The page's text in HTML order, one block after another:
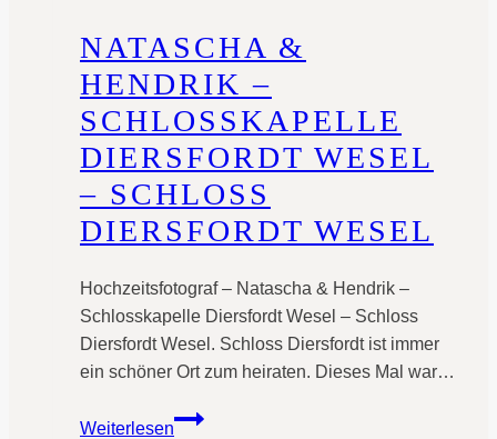
NATASCHA &
HENDRIK –
SCHLOSSKAPELLE
DIERSFORDT WESEL
– SCHLOSS
DIERSFORDT WESEL
Hochzeitsfotograf – Natascha & Hendrik –
Schlosskapelle Diersfordt Wesel – Schloss
Diersfordt Wesel. Schloss Diersfordt ist immer
ein schöner Ort zum heiraten. Dieses Mal war…
Weiterlesen
Natascha